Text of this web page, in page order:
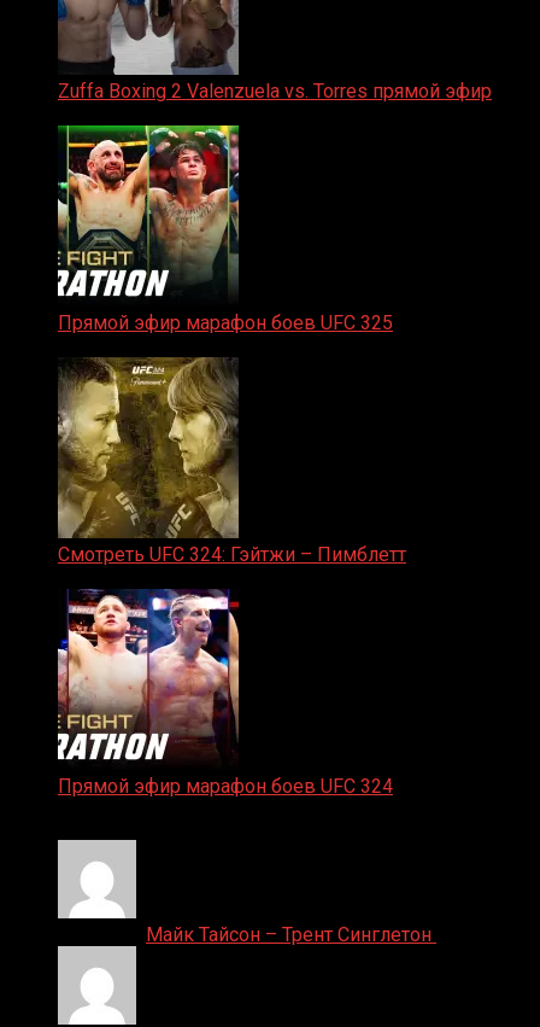
Zuffa Boxing 2 Valenzuela vs. Torres прямой эфир
Прямой эфир марафон боев UFC 325
Смотреть UFC 324: Гэйтжи – Пимблетт
Прямой эфир марафон боев UFC 324
Майк Тайсон – Трент Синглетон